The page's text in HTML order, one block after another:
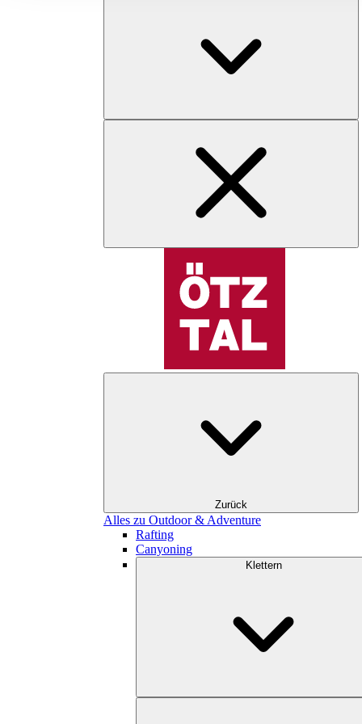
Zurück
Alles zu Outdoor & Adventure
Rafting
Canyoning
Klettern